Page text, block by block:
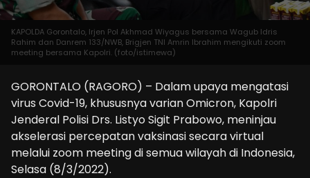
KAPOLDA Gorontalo, Irjen Pol Akhmad Wiyagus bersama Wagub Idris
Rahim dan Danrem 133/NWB, Brigjen TNI Amrin Ibrahim mengikuti zoom
meeting bersama Kapolri. (foto/istimewa)
GORONTALO (RAGORO) – Dalam upaya mengatasi
virus Covid-19, khususnya varian Omicron, Kapolri
Jenderal Polisi Drs. Listyo Sigit Prabowo, meninjau
akselerasi percepatan vaksinasi secara virtual
melalui zoom meeting di semua wilayah di Indonesia,
Selasa (8/3/2022).